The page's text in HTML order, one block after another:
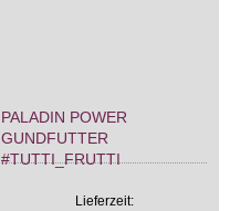
PALADIN POWER
GUNDFUTTER
#TUTTI_FRUTTI
Lieferzeit: